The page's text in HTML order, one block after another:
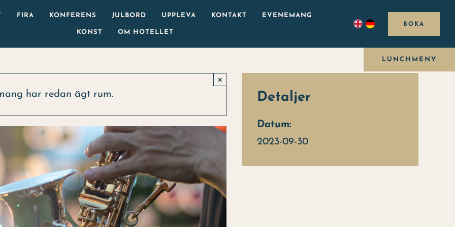
FIRA KONFERENS JULBORD UPPLEVA KONTAKT EVENEMANG
KONST OM HOTELLET
BOKA
LUNCHMENY
har redan ägt rum.
×
Detaljer
Datum:
2023-09-30